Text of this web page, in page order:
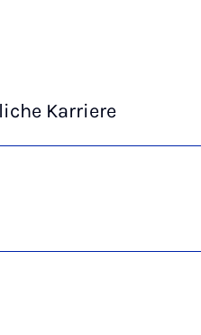
Karriere